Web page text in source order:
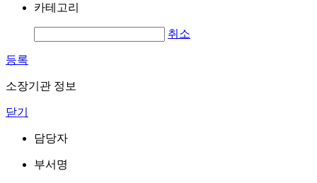
카테고리
취소
등록
소장기관 정보
닫기
담당자
부서명